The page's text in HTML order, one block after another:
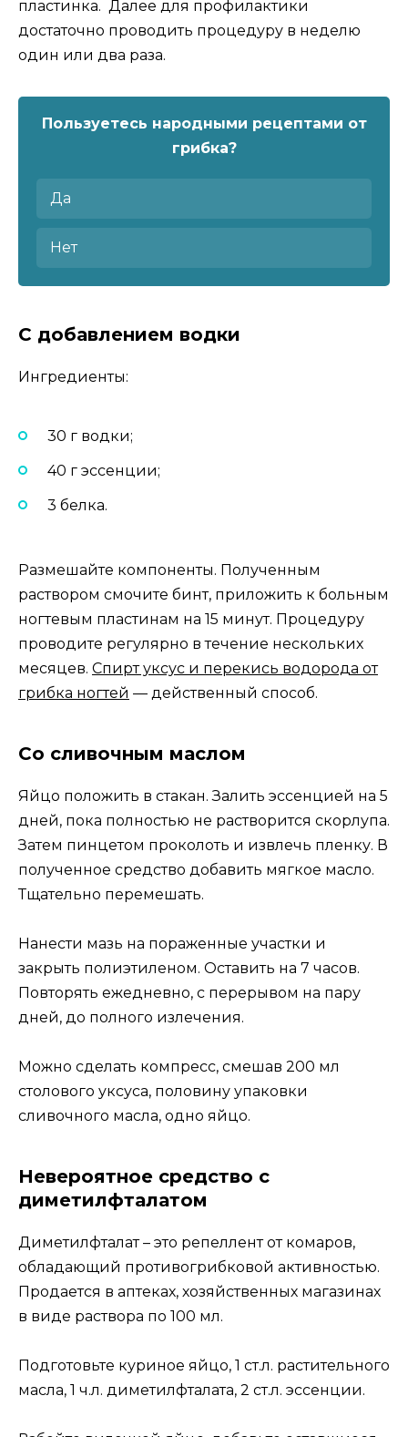
пластинка. Далее для профилактики
достаточно проводить процедуру в неделю
один или два раза.
Пользуетесь народными рецептами от
грибка?
Да
Нет
С добавлением водки
Ингредиенты:
30 г водки;
40 г эссенции;
3 белка.
Размешайте компоненты. Полученным
раствором смочите бинт, приложить к больным
ногтевым пластинам на 15 минут. Процедуру
проводите регулярно в течение нескольких
месяцев. Спирт уксус и перекись водорода от
грибка ногтей — действенный способ.
Со сливочным маслом
Яйцо положить в стакан. Залить эссенцией на 5
дней, пока полностью не растворится скорлупа.
Затем пинцетом проколоть и извлечь пленку. В
полученное средство добавить мягкое масло.
Тщательно перемешать.
Нанести мазь на пораженные участки и
закрыть полиэтиленом. Оставить на 7 часов.
Повторять ежедневно, с перерывом на пару
дней, до полного излечения.
Можно сделать компресс, смешав 200 мл
столового уксуса, половину упаковки
сливочного масла, одно яйцо.
Невероятное средство с
диметилфталатом
Диметилфталат – это репеллент от комаров,
обладающий противогрибковой активностью.
Продается в аптеках, хозяйственных магазинах
в виде раствора по 100 мл.
Подготовьте куриное яйцо, 1 ст.л. растительного
масла, 1 ч.л. диметилфталата, 2 ст.л. эссенции.